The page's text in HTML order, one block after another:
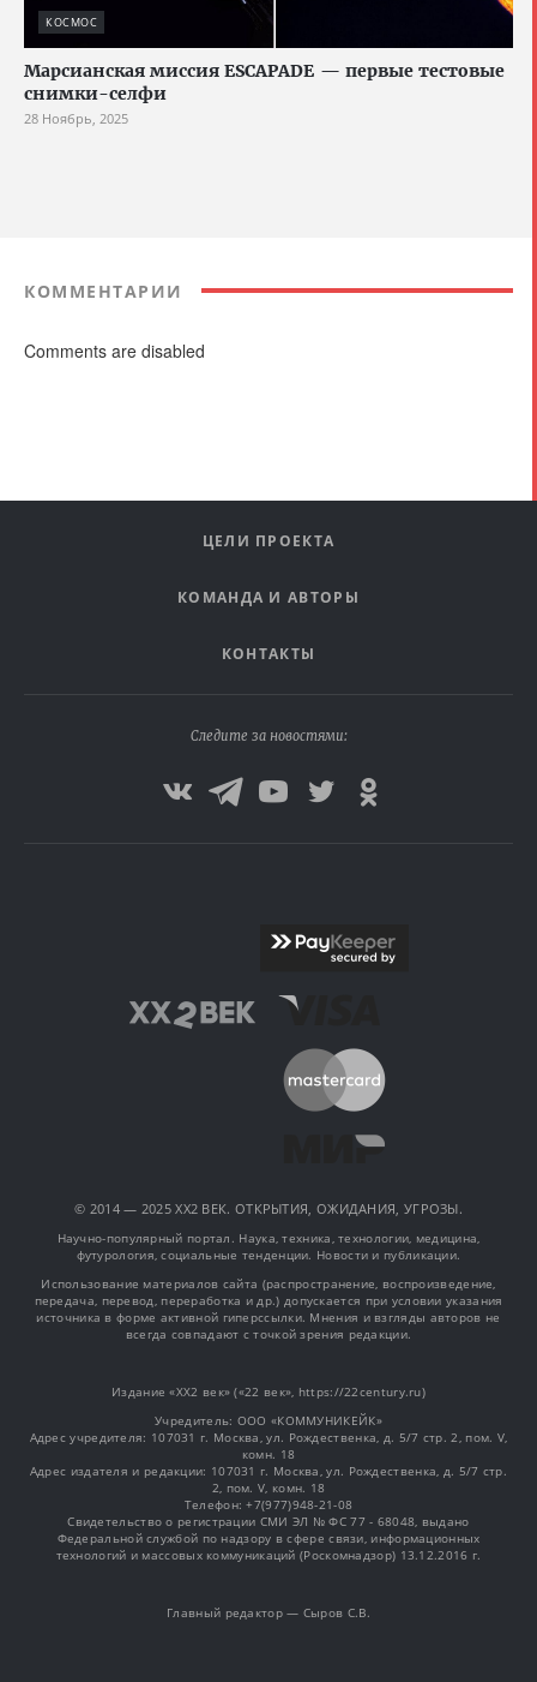
КОСМОС
Марсианская миссия ESCAPADE — первые тестовые
снимки-селфи
28 Ноябрь, 2025
КОММЕНТАРИИ
Comments are disabled
ЦЕЛИ ПРОЕКТА
КОМАНДА И АВТОРЫ
КОНТАКТЫ
Следите за новостями:
© 2014 — 2025 XX2 ВЕК. ОТКРЫТИЯ, ОЖИДАНИЯ, УГРОЗЫ.
Научно-популярный портал. Наука, техника, технологии, медицина,
футурология, социальные тенденции. Новости и публикации.
Использование материалов сайта (распространение, воспроизведение,
передача, перевод, переработка и др.) допускается при условии указания
источника в форме активной гиперссылки. Мнения и взгляды авторов не
всегда совпадают с точкой зрения редакции.
Издание «XX2 век» («22 век», https://22century.ru)
Учредитель: OOO «КОММУНИКЕЙК»
Адрес учредителя: 107031 г. Москва, ул. Рождественка, д. 5/7 стр. 2, пом. V,
комн. 18
Адрес издателя и редакции: 107031 г. Москва, ул. Рождественка, д. 5/7 стр.
2, пом. V, комн. 18
Телефон: +7(977)948-21-08
Свидетельство о регистрации СМИ ЭЛ № ФС 77 - 68048, выдано
Федеральной службой по надзору в сфере связи, информационных
технологий и массовых коммуникаций (Роскомнадзор) 13.12.2016 г.
Главный редактор — Сыров С.В.